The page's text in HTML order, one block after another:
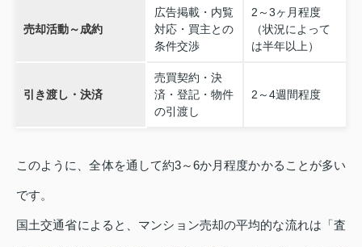
売却活動～成約
広告掲載・内覧
対応・買主との
条件交渉
2～3ヶ月程度
（状況によって
は半年以上）
引き渡し・決済
売買契約・決
済・登記・物件
の引渡し
2～4週間程度
このように、全体を通して約3～6か月程度かかることが多い
です。
国土交通省によると、マンション売却の平均的な流れは「査